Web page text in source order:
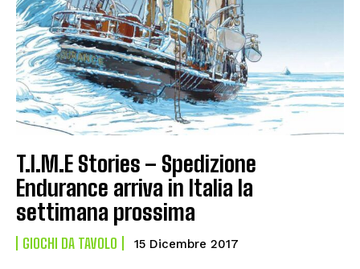
T.I.M.E Stories – Spedizione
Endurance arriva in Italia la
settimana prossima
GIOCHI DA TAVOLO 15 Dicembre 2017